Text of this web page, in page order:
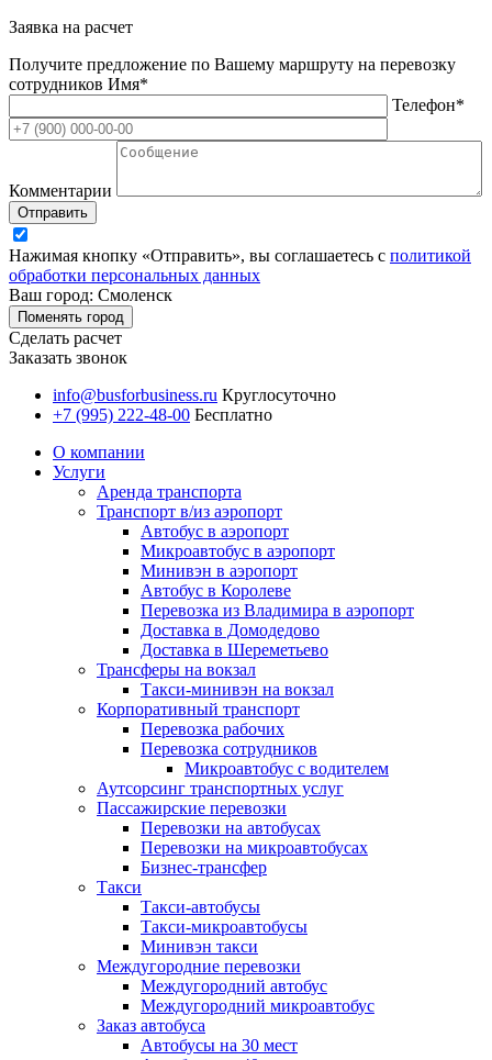
Заявка на расчет
Получите предложение по Вашему маршруту на перевозку
сотрудников Имя*
Телефон*
Комментарии
Отправить
Нажимая кнопку «Отправить», вы соглашаетесь с политикой
обработки персональных данных
Ваш город: Смоленск
Поменять город
Сделать расчет
Заказать звонок
info@busforbusiness.ru Круглосуточно
+7 (995) 222-48-00 Бесплатно
О компании
Услуги
Аренда транспорта
Транспорт в/из аэропорт
Автобус в аэропорт
Микроавтобус в аэропорт
Минивэн в аэропорт
Автобус в Королеве
Перевозка из Владимира в аэропорт
Доставка в Домодедово
Доставка в Шереметьево
Трансферы на вокзал
Такси-минивэн на вокзал
Корпоративный транспорт
Перевозка рабочих
Перевозка сотрудников
Микроавтобус с водителем
Аутсорсинг транспортных услуг
Пассажирские перевозки
Перевозки на автобусах
Перевозки на микроавтобусах
Бизнес-трансфер
Такси
Такси-автобусы
Такси-микроавтобусы
Минивэн такси
Междугородние перевозки
Междугородний автобус
Междугородний микроавтобус
Заказ автобуса
Автобусы на 30 мест